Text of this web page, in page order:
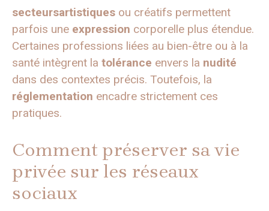
secteursartistiques ou créatifs permettent
parfois une expression corporelle plus étendue.
Certaines professions liées au bien-être ou à la
santé intègrent la tolérance envers la nudité
dans des contextes précis. Toutefois, la
réglementation encadre strictement ces
pratiques.
Comment préserver sa vie
privée sur les réseaux
sociaux